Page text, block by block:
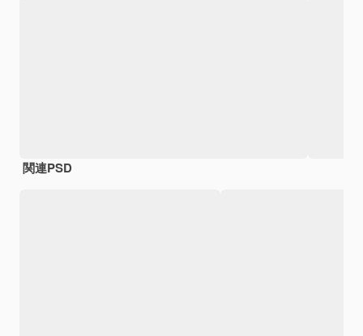
関連PSD